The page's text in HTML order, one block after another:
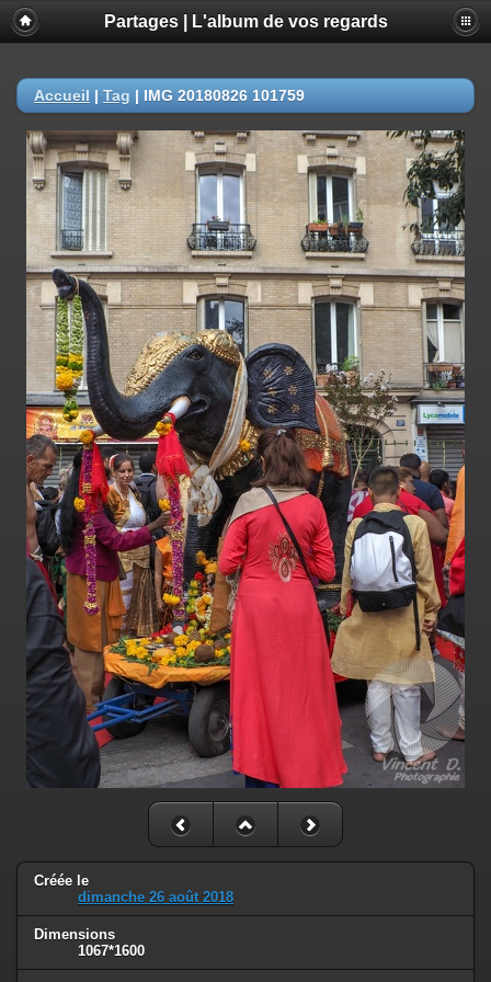
Partages | L'album de vos regards
Accueil | Tag | IMG 20180826 101759
Créée le
dimanche 26 août 2018
Dimensions
1067*1600